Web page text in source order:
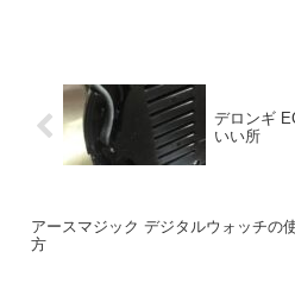
デロンギ
いい所
アースマジック デジタルウォッチの
方